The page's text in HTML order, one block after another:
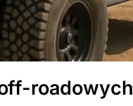
roadowych